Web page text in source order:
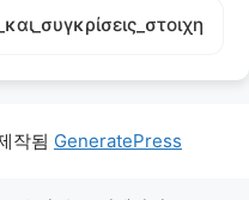
작됨 GeneratePress